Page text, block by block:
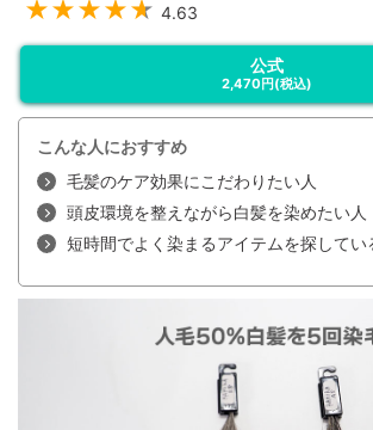
4.63
公式
2,470円(税込)
こんな人におすすめ
毛髪のケア効果にこだわりたい人
頭皮環境を整えながら白髪を染めたい人
短時間でよく染まるアイテムを探してい